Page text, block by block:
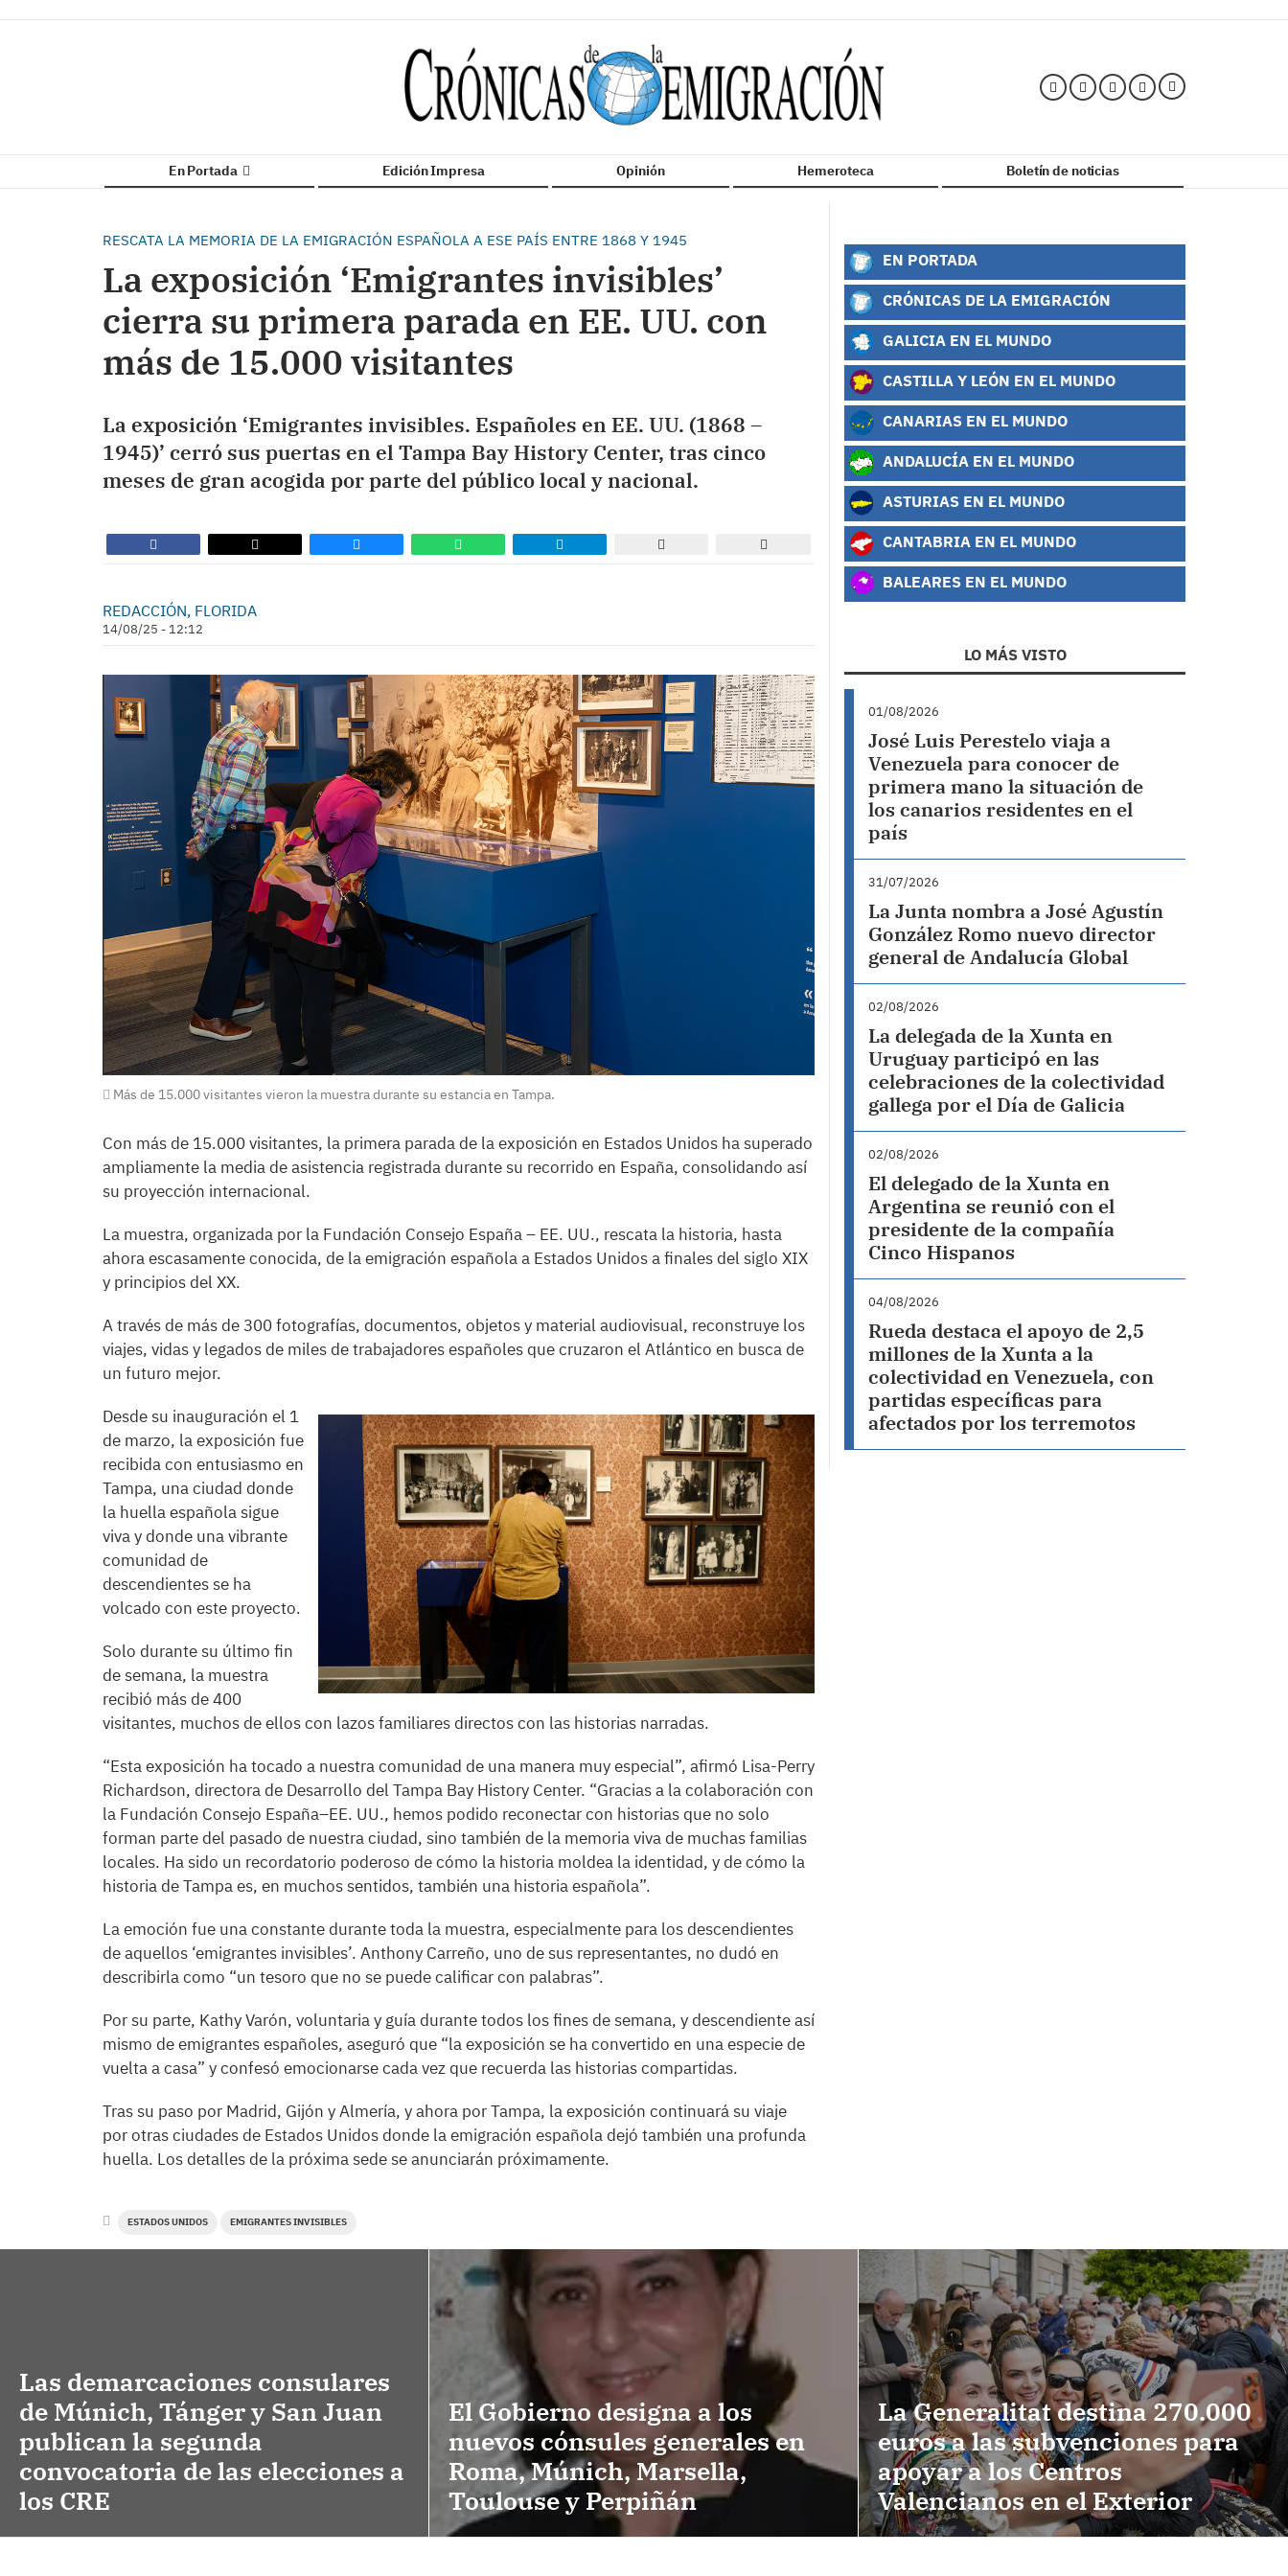
En Portada Edición Impresa Opinión Hemeroteca Boletín de noticias
RESCATA LA MEMORIA DE LA EMIGRACIÓN ESPAÑOLA A ESE PAÍS ENTRE 1868 Y 1945
La exposición ‘Emigrantes invisibles’
cierra su primera parada en EE. UU. con
más de 15.000 visitantes
La exposición ‘Emigrantes invisibles. Españoles en EE. UU. (1868 –
1945)’ cerró sus puertas en el Tampa Bay History Center, tras cinco
meses de gran acogida por parte del público local y nacional.
REDACCIÓN, FLORIDA
14/08/25 - 12:12
Más de 15.000 visitantes vieron la muestra durante su estancia en Tampa.
Con más de 15.000 visitantes, la primera parada de la exposición en Estados Unidos ha superado
ampliamente la media de asistencia registrada durante su recorrido en España, consolidando así
su proyección internacional.
La muestra, organizada por la Fundación Consejo España – EE. UU., rescata la historia, hasta
ahora escasamente conocida, de la emigración española a Estados Unidos a finales del siglo XIX
y principios del XX.
A través de más de 300 fotografías, documentos, objetos y material audiovisual, reconstruye los
viajes, vidas y legados de miles de trabajadores españoles que cruzaron el Atlántico en busca de
un futuro mejor.
Desde su inauguración el 1
de marzo, la exposición fue
recibida con entusiasmo en
Tampa, una ciudad donde
la huella española sigue
viva y donde una vibrante
comunidad de
descendientes se ha
volcado con este proyecto.
Solo durante su último fin
de semana, la muestra
recibió más de 400
visitantes, muchos de ellos con lazos familiares directos con las historias narradas.
“Esta exposición ha tocado a nuestra comunidad de una manera muy especial”, afirmó Lisa-Perry
Richardson, directora de Desarrollo del Tampa Bay History Center. “Gracias a la colaboración con
la Fundación Consejo España–EE. UU., hemos podido reconectar con historias que no solo
forman parte del pasado de nuestra ciudad, sino también de la memoria viva de muchas familias
locales. Ha sido un recordatorio poderoso de cómo la historia moldea la identidad, y de cómo la
historia de Tampa es, en muchos sentidos, también una historia española”.
La emoción fue una constante durante toda la muestra, especialmente para los descendientes
de aquellos ‘emigrantes invisibles’. Anthony Carreño, uno de sus representantes, no dudó en
describirla como “un tesoro que no se puede calificar con palabras”.
Por su parte, Kathy Varón, voluntaria y guía durante todos los fines de semana, y descendiente así
mismo de emigrantes españoles, aseguró que “la exposición se ha convertido en una especie de
vuelta a casa” y confesó emocionarse cada vez que recuerda las historias compartidas.
Tras su paso por Madrid, Gijón y Almería, y ahora por Tampa, la exposición continuará su viaje
por otras ciudades de Estados Unidos donde la emigración española dejó también una profunda
huella. Los detalles de la próxima sede se anunciarán próximamente.
ESTADOS UNIDOS EMIGRANTES INVISIBLES
EN PORTADA
CRÓNICAS DE LA EMIGRACIÓN
GALICIA EN EL MUNDO
CASTILLA Y LEÓN EN EL MUNDO
CANARIAS EN EL MUNDO
ANDALUCÍA EN EL MUNDO
ASTURIAS EN EL MUNDO
CANTABRIA EN EL MUNDO
BALEARES EN EL MUNDO
LO MÁS VISTO
01/08/2026
José Luis Perestelo viaja a
Venezuela para conocer de
primera mano la situación de
los canarios residentes en el
país
31/07/2026
La Junta nombra a José Agustín
González Romo nuevo director
general de Andalucía Global
02/08/2026
La delegada de la Xunta en
Uruguay participó en las
celebraciones de la colectividad
gallega por el Día de Galicia
02/08/2026
El delegado de la Xunta en
Argentina se reunió con el
presidente de la compañía
Cinco Hispanos
04/08/2026
Rueda destaca el apoyo de 2,5
millones de la Xunta a la
colectividad en Venezuela, con
partidas específicas para
afectados por los terremotos
Las demarcaciones consulares
de Múnich, Tánger y San Juan
publican la segunda
convocatoria de las elecciones a
los CRE
El Gobierno designa a los
nuevos cónsules generales en
Roma, Múnich, Marsella,
Toulouse y Perpiñán
La Generalitat destina 270.000
euros a las subvenciones para
apoyar a los Centros
Valencianos en el Exterior